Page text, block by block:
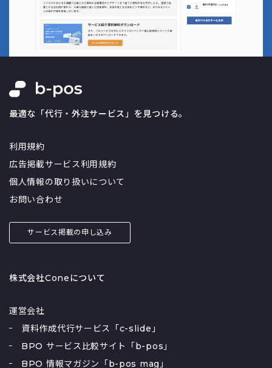
最適な「代行・外注サービス」を見つける。
利用規約
広告掲載サービス利用規約
個人情報の取り扱いについて
お問い合わせ
サービス掲載の申し込み
株式会社Coneについて
運営会社
資料作成代行サービス「c-slide」
BPO サービス比較サイト「b-pos」
BPO 情報マガジン「b-pos mag」